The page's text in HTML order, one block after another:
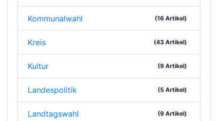
Kommunalwahl (16 Artikel)
Kreis (43 Artikel)
Kultur (9 Artikel)
Landespolitik (5 Artikel)
Landtagswahl (9 Artikel)